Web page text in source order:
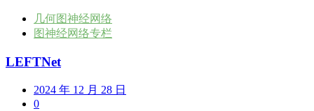
几何图神经网络
图神经网络专栏
LEFTNet
2024 年 12 月 28 日
0